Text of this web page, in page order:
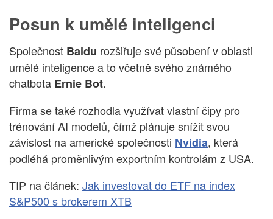
Posun k umělé inteligenci
Společnost Baidu rozšiřuje své působení v oblasti
umělé inteligence a to včetně svého známého
chatbota Ernie Bot.
Firma se také rozhodla využívat vlastní čipy pro
trénování AI modelů, čímž plánuje snížit svou
závislost na americké společnosti Nvidia, která
podléhá proměnlivým exportním kontrolám z USA.
TIP na článek: Jak investovat do ETF na index
S&P500 s brokerem XTB